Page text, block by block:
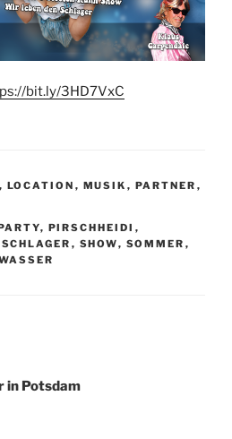
bit.ly/3HD7VxC
, LOCATION , MUSIK , PARTNER ,
, PIRSCHHEIDI ,
SCHLAGER , SHOW, SOMMER ,
in Potsdam